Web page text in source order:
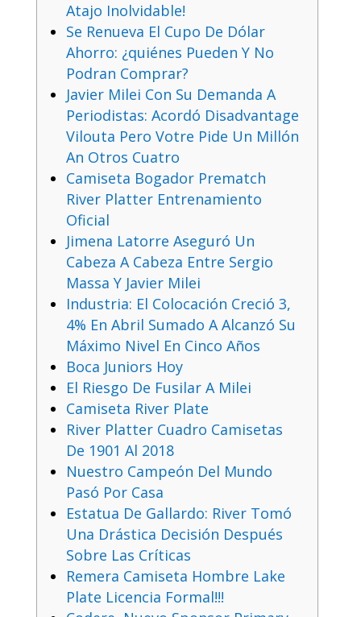
Atajo Inolvidable!
Se Renueva El Cupo De Dólar
Ahorro: ¿quiénes Pueden Y No
Podran Comprar?
Javier Milei Con Su Demanda A
Periodistas: Acordó Disadvantage
Vilouta Pero Votre Pide Un Millón
An Otros Cuatro
Camiseta Bogador Prematch
River Platter Entrenamiento
Oficial
Jimena Latorre Aseguró Un
Cabeza A Cabeza Entre Sergio
Massa Y Javier Milei
Industria: El Colocación Creció 3,
4% En Abril Sumado A Alcanzó Su
Máximo Nivel En Cinco Años
Boca Juniors Hoy
El Riesgo De Fusilar A Milei
Camiseta River Plate
River Platter Cuadro Camisetas
De 1901 Al 2018
Nuestro Campeón Del Mundo
Pasó Por Casa
Estatua De Gallardo: River Tomó
Una Drástica Decisión Después
Sobre Las Críticas
Remera Camiseta Hombre Lake
Plate Licencia Formal!!!